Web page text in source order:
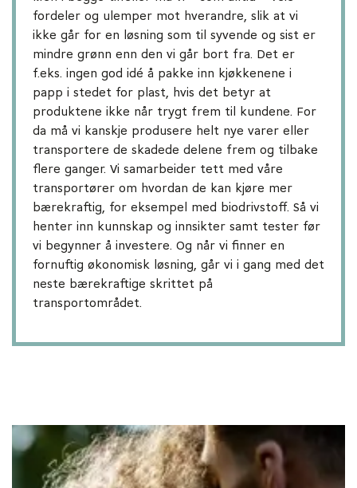
fordeler og ulemper mot hverandre, slik at vi
ikke går for en løsning som til syvende og sist er
mindre grønn enn den vi går bort fra. Det er
f.eks. ingen god idé å pakke inn kjøkkenene i
papp i stedet for plast, hvis det betyr at
produktene ikke når trygt frem til kundene. For
da må vi kanskje produsere helt nye varer eller
transportere de skadede delene frem og tilbake
flere ganger. Vi samarbeider tett med våre
transportører om hvordan de kan kjøre mer
bærekraftig, for eksempel med biodrivstoff. Så vi
henter inn kunnskap og innsikter samt tester før
vi begynner å investere. Og når vi finner en
fornuftig økonomisk løsning, går vi i gang med det
neste bærekraftige skrittet på
transportområdet.